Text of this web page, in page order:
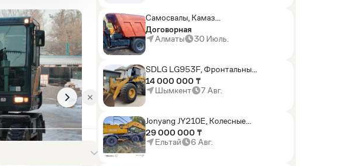
Самосвалы, Камаз
АГП-29РТ (шасси
KАМАЗ-43114 6x6)
Договорная
Алматы
30 Июль.
SDLG LG953F, Фронтальные
погрузчики
14 000 000 ₸
Шымкент
7 Авг.
Jonyang JY210E, Колесные
экскаваторы
29 000 000 ₸
Ельтай
6 Авг.
✕